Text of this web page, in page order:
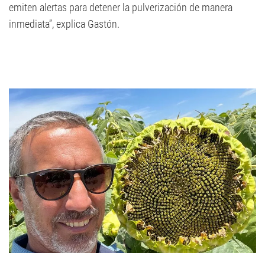
emiten alertas para detener la pulverización de manera
inmediata”, explica Gastón.